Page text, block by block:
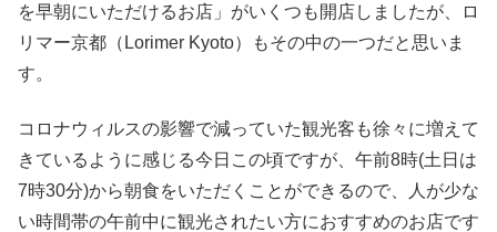
を早朝にいただけるお店」がいくつも開店しましたが、ロ
リマー京都（Lorimer Kyoto）もその中の一つだと思いま
す。
コロナウィルスの影響で減っていた観光客も徐々に増えて
きているように感じる今日この頃ですが、午前8時(土日は
7時30分)から朝食をいただくことができるので、人が少な
い時間帯の午前中に観光されたい方におすすめのお店です